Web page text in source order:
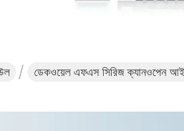
ডেকওয়েল এফএস সিরিজ ক্যানওপেন